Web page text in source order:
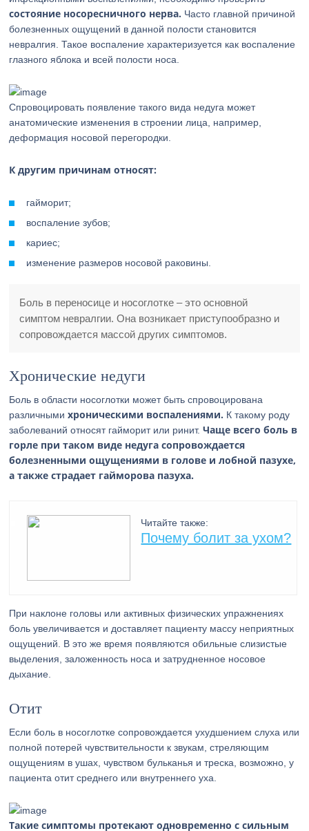
состояние носоресничного нерва. Часто главной причиной
болезненных ощущений в данной полости становится
невралгия. Такое воспаление характеризуется как воспаление
глазного яблока и всей полости носа.
Спровоцировать появление такого вида недуга может
анатомические изменения в строении лица, например,
деформация носовой перегородки.
К другим причинам относят:
гайморит;
воспаление зубов;
кариес;
изменение размеров носовой раковины.
Боль в переносице и носоглотке – это основной
симптом невралгии. Она возникает приступообразно и
сопровождается массой других симптомов.
Хронические недуги
Боль в области носоглотки может быть спровоцирована
различнымихроническими воспалениями. К такому роду
заболеваний относят гайморит или ринит.Чаще всего боль в
горле при таком виде недуга сопровождается
болезненными ощущениями в голове и лобной пазухе,
а также страдает гайморова пазуха.
Читайте также:
Почему болит за ухом?
При наклоне головы или активных физических упражнениях
боль увеличивается и доставляет пациенту массу неприятных
ощущений. В это же время появляются обильные слизистые
выделения, заложенность носа и затрудненное носовое
дыхание.
Отит
Если боль в носоглотке сопровождается ухудшением слуха или
полной потерей чувствительности к звукам, стреляющим
ощущениям в ушах, чувством бульканья и треска, возможно, у
пациента отит среднего или внутреннего уха.
Такие симптомы протекают одновременно с сильным